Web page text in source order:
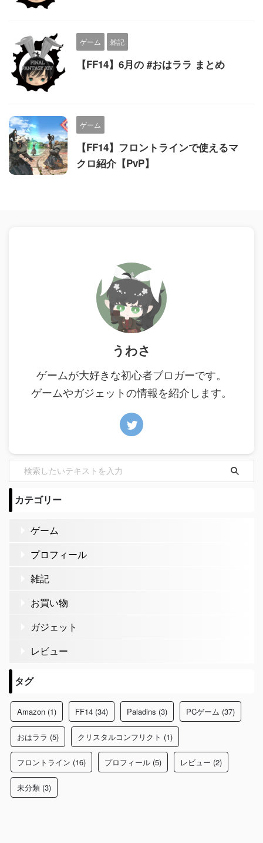
ゲーム 雑記
【FF14】6月の #おはララ まとめ
ゲーム
【FF14】フロントラインで使えるマ
クロ紹介【PvP】
うわさ
ゲームが大好きな初心者ブロガーです。
ゲームやガジェットの情報を紹介します。
カテゴリー
ゲーム
プロフィール
雑記
お買い物
ガジェット
レビュー
タグ
Amazon (1) FF14 (34) Paladins (3) PCゲーム (37)
おはララ (5) クリスタルコンフリクト (1)
フロントライン (16) プロフィール (5) レビュー (2)
未分類 (3)